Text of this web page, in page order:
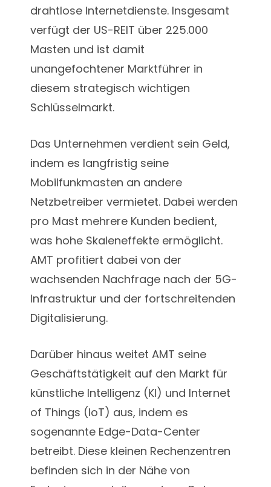
drahtlose Internetdienste. Insgesamt
verfügt der US-REIT über 225.000
Masten und ist damit
unangefochtener Marktführer in
diesem strategisch wichtigen
Schlüsselmarkt.
Das Unternehmen verdient sein Geld,
indem es langfristig seine
Mobilfunkmasten an andere
Netzbetreiber vermietet. Dabei werden
pro Mast mehrere Kunden bedient,
was hohe Skaleneffekte ermöglicht.
AMT profitiert dabei von der
wachsenden Nachfrage nach der 5G-
Infrastruktur und der fortschreitenden
Digitalisierung.
Darüber hinaus weitet AMT seine
Geschäftstätigkeit auf den Markt für
künstliche Intelligenz (KI) und Internet
of Things (IoT) aus, indem es
sogenannte Edge-Data-Center
betreibt. Diese kleinen Rechenzentren
befinden sich in der Nähe von